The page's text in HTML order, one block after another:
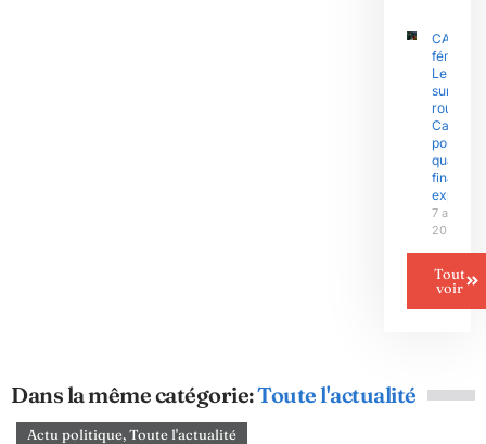
CAN
Le
sur la
route du
pour un
quart de
finale
explosif
7 août
2026
Tout
voir
Dans la même catégorie:Toute l'actualité
Actu politique,Toute l'actualité